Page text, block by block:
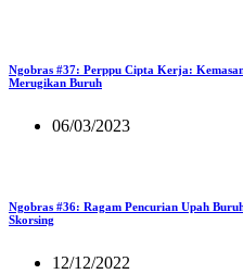
Ngobras #37: Perppu Cipta Kerja:
Merugikan Buruh
06/03/2023
Ngobras #36: Ragam Pencurian Upah
Skorsing
12/12/2022